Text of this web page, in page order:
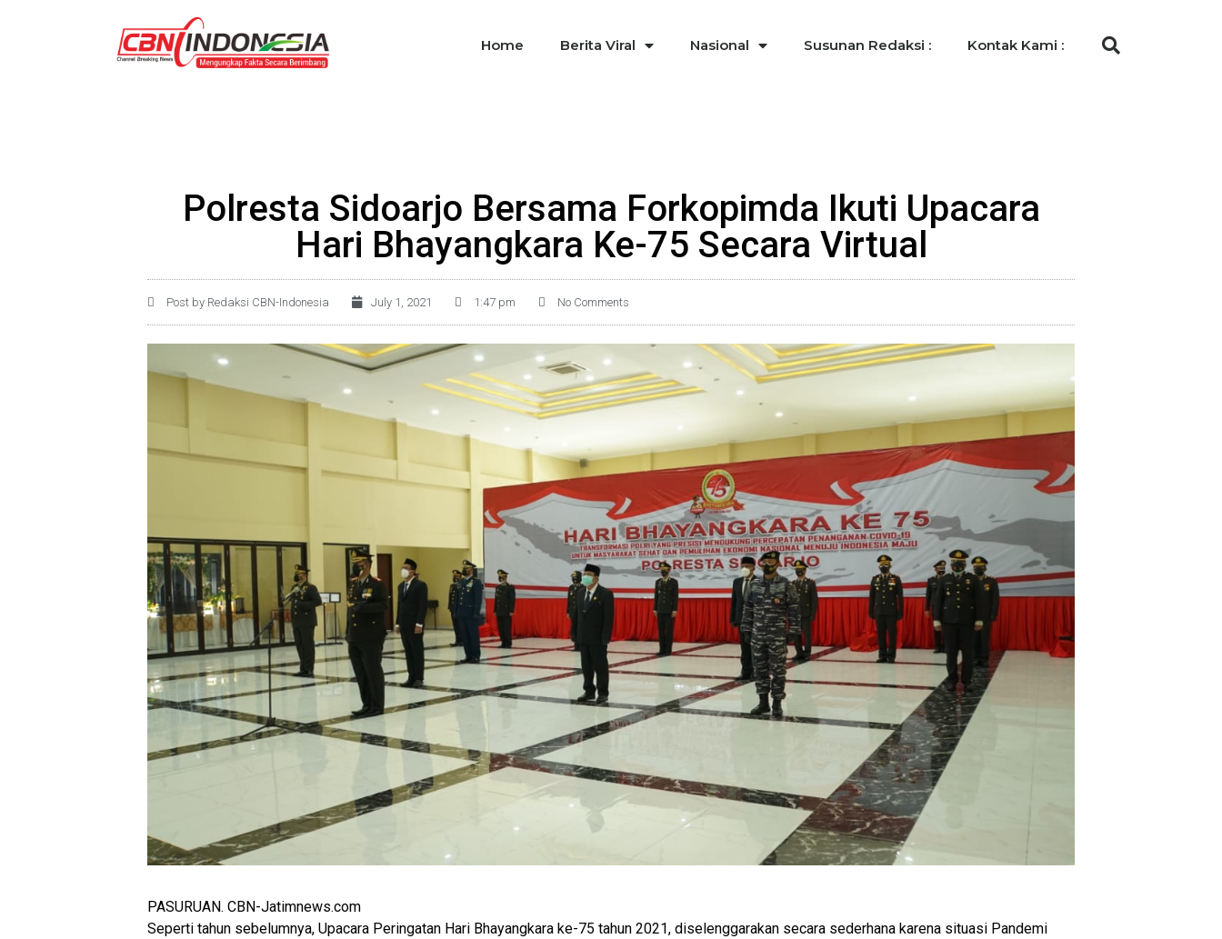
Home Berita Viral Nasional Susunan Redaksi : Kontak Kami :
Polresta Sidoarjo Bersama Forkopimda Ikuti Upacara
Hari Bhayangkara Ke-75 Secara Virtual
Post by Redaksi CBN-Indonesia July 1, 2021 1:47 pm No Comments
PASURUAN. CBN-Jatimnews.com
Seperti tahun sebelumnya, Upacara Peringatan Hari Bhayangkara ke-75 tahun 2021, diselenggarakan secara sederhana karena situasi Pandemi